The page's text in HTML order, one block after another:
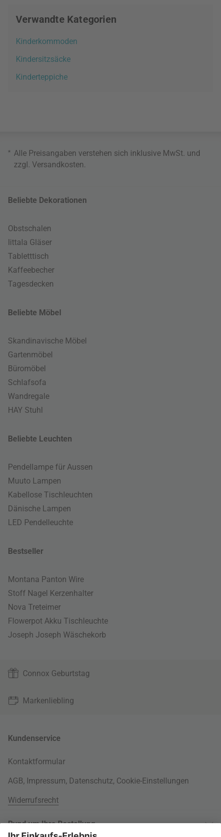
Verwandte Kategorien
Kinderkommoden
Kindersitzsäcke
Kinderteppiche
* Alle Preisangaben verstehen sich inklusive MwSt. und
zzgl. Versandkosten.
Beliebte Dekorationen
Obstschalen
Iittala Gläser
Tabletttisch
Kaffeebecher
Tagesdecken
Beliebte Möbel
Skandinavische Möbel
Gartenmöbel
Büromöbel
Schlafsofa
Wandregale
HAY Stuhl
Beliebte Leuchten
Pendellampe für Aussen
Muuto Lampen
Kabellose Tischleuchten
Dänische Lampen
LED Pendelleuchte
Bestseller
Montana Panton Wire
Stoff Nagel Kerzenhalter
Nova Treteimer
Flowerpot Akku Tischleuchte
Joseph Joseph Wäschekorb
Connox Geburtstag
Markenliebling
Kundenservice
Kontaktformular
AGB, Impressum, Datenschutz, Cookie-Einstellungen
Widerrufsrecht
Rund um Ihre Bestellung